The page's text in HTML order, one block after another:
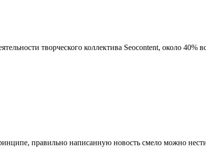
творческого коллектива Seocontent, около
правильно написанную новость смело можно